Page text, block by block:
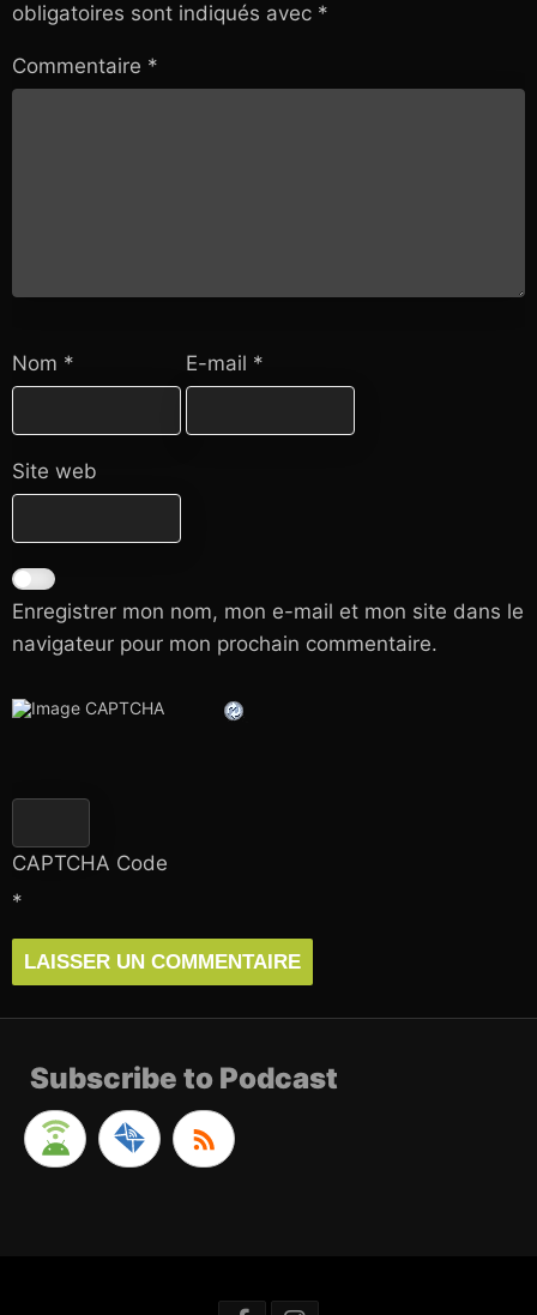
obligatoires sont indiqués avec *
Commentaire *
Nom * E-mail *
Site web
Enregistrer mon nom, mon e-mail et mon site dans le
navigateur pour mon prochain commentaire.
CAPTCHA Code
*
Subscribe to Podcast